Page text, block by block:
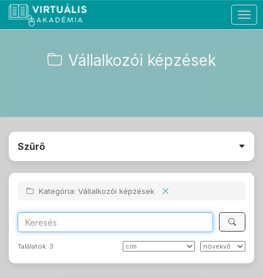
Vállalkozói képzések
Szűrő
Kategória: Vállalkozói képzések
Találatok: 3